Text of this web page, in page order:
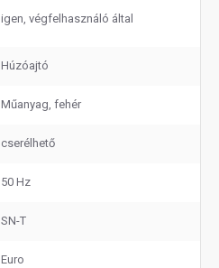
igen, végfelhasználó által
Húzóajtó
Műanyag, fehér
cserélhető
50 Hz
SN-T
Euro